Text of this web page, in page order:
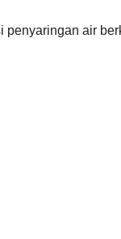
air